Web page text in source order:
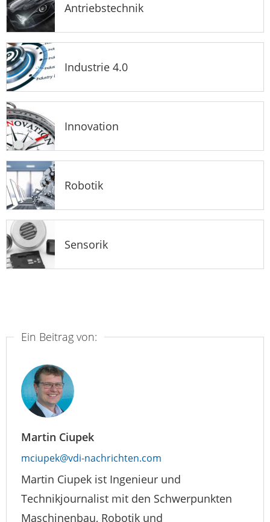
Antriebstechnik
Industrie 4.0
Innovation
Robotik
Sensorik
Ein Beitrag von:
Martin Ciupek
mciupek@vdi-nachrichten.com
Martin Ciupek ist Ingenieur und
Technikjournalist mit den Schwerpunkten
Maschinenbau, Robotik und